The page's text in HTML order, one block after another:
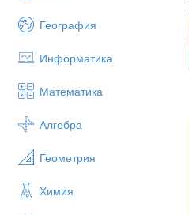
География
Информатика
Математика
Алгебра
Геометрия
Химия